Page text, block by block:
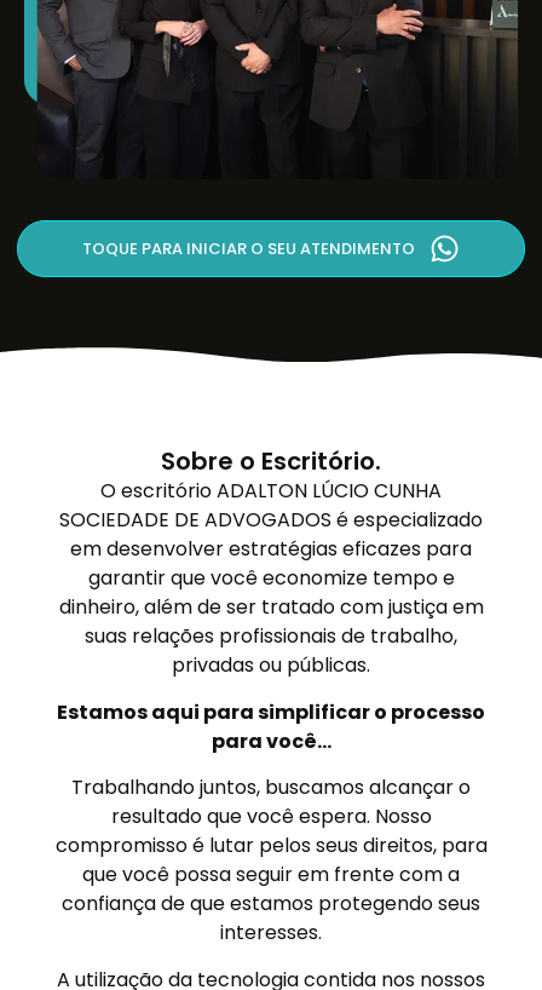
TOQUE PARA INICIAR O SEU ATENDIMENTO
Sobre o Escritório.
O escritório ADALTON LÚCIO CUNHA
SOCIEDADE DE ADVOGADOS é especializado
em desenvolver estratégias eficazes para
garantir que você economize tempo e
dinheiro, além de ser tratado com justiça em
suas relações profissionais de trabalho,
privadas ou públicas.
Estamos aqui para simplificar o processo
para você…
Trabalhando juntos, buscamos alcançar o
resultado que você espera. Nosso
compromisso é lutar pelos seus direitos, para
que você possa seguir em frente com a
confiança de que estamos protegendo seus
interesses.
A utilização da tecnologia contida nos nossos